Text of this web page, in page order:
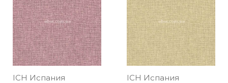
ICH Испания ICH Испания